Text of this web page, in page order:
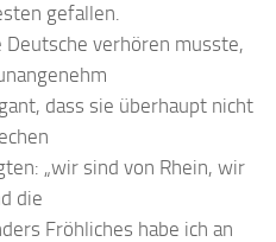
gefallen.
verhören musste,
dass sie überhaupt nicht
„wir sind von Rhein, wir
die
Fröhliches habe ich an